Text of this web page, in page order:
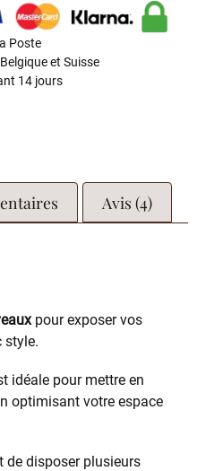
Poste
et Suisse
14 jours
Avis (4)
pour exposer vos
style.
idéale pour mettre en
optimisant votre espace
de disposer plusieurs